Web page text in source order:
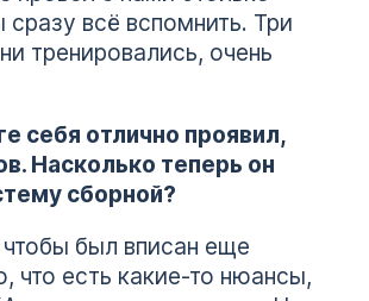
сразу всё вспомнить. Три
тренировались, очень
себя отлично проявил,
Насколько теперь он
сборной?
был вписан еще
что есть какие-то нюансы,